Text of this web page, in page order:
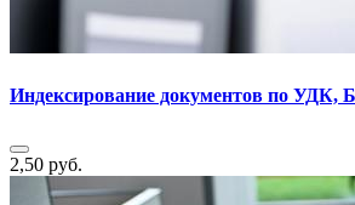
Индексирование документов по УДК,
2,50 руб.